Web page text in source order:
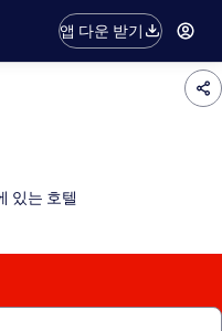
앱 다운 받기
있는 호텔